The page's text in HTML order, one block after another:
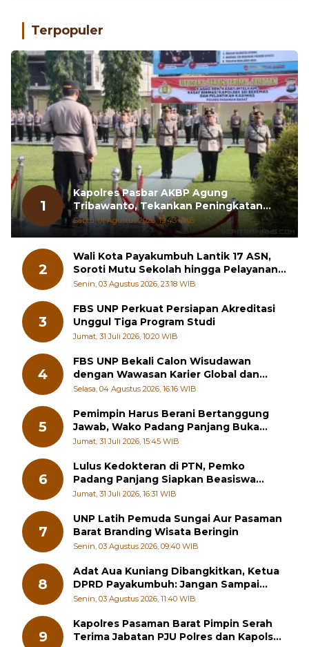
Terpopuler
1
Kapolres Pasbar AKBP Agung
Tribawanto, Tekankan Peningkatan
Pelayanan dan Sinergi dengan
Masyarakat
Sabtu, 01 Agustus 2026, 19:43 WIB
2
Wali Kota Payakumbuh Lantik 17 ASN,
Soroti Mutu Sekolah hingga Pelayanan
RSUD
Senin, 03 Agustus 2026, 23:18 WIB
3
FBS UNP Perkuat Persiapan Akreditasi
Unggul Tiga Program Studi
Jumat, 31 Juli 2026, 10:20 WIB
4
FBS UNP Bekali Calon Wisudawan
dengan Wawasan Karier Global dan
Kewirausahaan Kreatif
Selasa, 04 Agustus 2026, 16:16 WIB
5
Pemimpin Harus Berani Bertanggung
Jawab, Wako Padang Panjang Buka
Pelatihan Kepemimpinan Pelajar
Jumat, 31 Juli 2026, 15:45 WIB
6
Lulus Kedokteran di PTN, Pemko
Padang Panjang Siapkan Beasiswa
Penuh
Jumat, 31 Juli 2026, 16:31 WIB
7
UNP Latih Pemuda Sungai Aur Pasaman
Barat Branding Wisata Beringin
Senin, 03 Agustus 2026, 09:40 WIB
8
Adat Aua Kuniang Dibangkitkan, Ketua
DPRD Payakumbuh: Jangan Sampai
Generasi Muda Hilang Jati Diri
Senin, 03 Agustus 2026, 11:40 WIB
9
Kapolres Pasaman Barat Pimpin Serah
Terima Jabatan PJU Polres dan Kapolsek